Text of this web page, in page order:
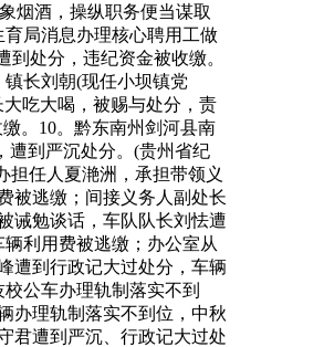
烟酒，操纵职务便当谋取
局消息办理核心聘用工做
处分，违纪资金被收缴。
长刘朝(现任小坝镇党
吃大喝，被赐与处分，责
。10。黔东南州剑河县南
遭到严沉处分。(贵州省纪
担任人夏滟洲，承担带领义
被逃缴；间接义务人副处长
诫勉谈话，车队队长刘怯遭
利用费被逃缴；办公室从
遭到行政记大过处分，车辆
公车办理轨制落实不到
办理轨制落实不到位，中秋
君遭到严沉、行政记大过处